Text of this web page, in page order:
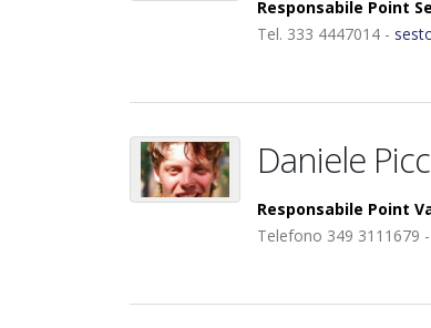
Responsabile Point
Tel. 333 4447014 -
Daniele
Responsabile Point
Telefono 349 3111679